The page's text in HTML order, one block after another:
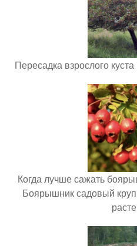
Пересадка взрослого
Когда лучше сажать
Боярышник садовый